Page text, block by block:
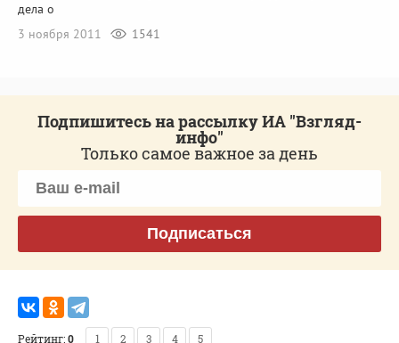
дела о
3 ноября 2011
1541
Подпишитесь на рассылку ИА "Взгляд-
инфо"
Только самое важное за день
Подписаться
Рейтинг:0 1 2 3 4 5